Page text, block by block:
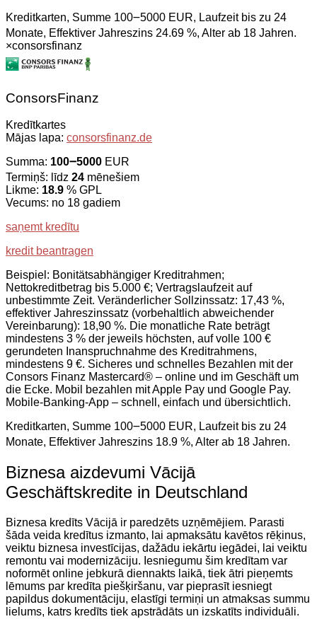
Kreditkarten, Summe 100౼5000 EUR, Laufzeit bis zu 24
Monate, Effektiver Jahreszins 24.69 %, Alter ab 18 Jahren.
×consorsfinanz
ConsorsFinanz
Kredītkartes
Mājas lapa: consorsfinanz.de
Summa: 100౼5000 EUR
Termiņš: līdz 24 mēnešiem
Likme: 18.9 % GPL
Vecums: no 18 gadiem
saņemt kredītu
kredit beantragen
Beispiel: Bonitätsabhängiger Kreditrahmen;
Nettokreditbetrag bis 5.000 €; Vertragslaufzeit auf
unbestimmte Zeit. Veränderlicher Sollzinssatz: 17,43 %,
effektiver Jahreszinssatz (vorbehaltlich abweichender
Vereinbarung): 18,90 %. Die monatliche Rate beträgt
mindestens 3 % der jeweils höchsten, auf volle 100 €
gerundeten Inanspruchnahme des Kreditrahmens,
mindestens 9 €. Sicheres und schnelles Bezahlen mit der
Consors Finanz Mastercard® – online und im Geschäft um
die Ecke. Mobil bezahlen mit Apple Pay und Google Pay.
Mobile-Banking-App – schnell, einfach und übersichtlich.
Kreditkarten, Summe 100౼5000 EUR, Laufzeit bis zu 24
Monate, Effektiver Jahreszins 18.9 %, Alter ab 18 Jahren.
Biznesa aizdevumi Vācijā
Geschäftskredite in Deutschland
Biznesa kredīts Vācijā ir paredzēts uzņēmējiem. Parasti
šāda veida kredītus izmanto, lai apmaksātu kavētos rēķinus,
veiktu biznesa investīcijas, dažādu iekārtu iegādei, lai veiktu
remontu vai modernizāciju. Iesniegumu šim kredītam var
noformēt online jebkurā diennakts laikā, tiek ātri pieņemts
lēmums par kredīta piešķiršanu, var pieprasīt iesniegt
papildus dokumentāciju, elastīgi termiņi un atmaksas summu
lielums, katrs kredīts tiek apstrādāts un izskatīts individuāli.